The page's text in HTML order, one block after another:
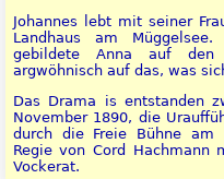
Johannes lebt mit seiner
Landhaus am
gebildete Anna auf den
argwöhnisch auf das, was
Das Drama is entstanden
November 1890, die
durch die Freie Bühne am
Regie von Cord Hachmann
Vockerat.